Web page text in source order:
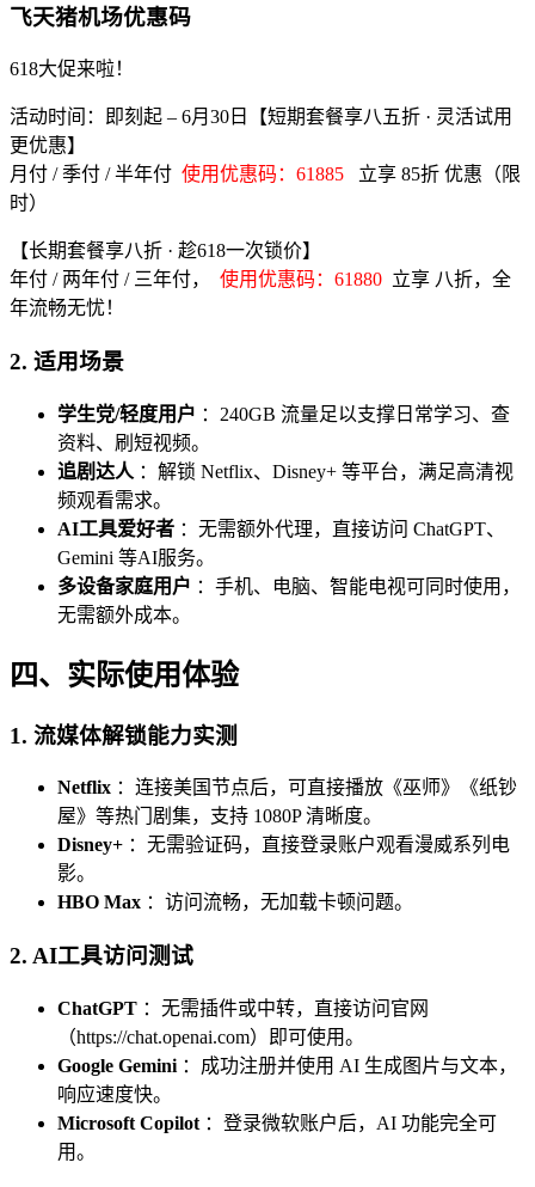
飞天猪机场优惠码
618大促来啦！
活动时间：即刻起 – 6月30日【短期套餐享八五折 · 灵活试用
更优惠】
月付 / 季付 / 半年付 使用优惠码：61885 立享 85折 优惠（限
时）
【长期套餐享八折 · 趁618一次锁价】
年付 / 两年付 / 三年付， 使用优惠码：61880 立享 八折，全
年流畅无忧！
2. 适用场景
学生党/轻度用户 ：240GB 流量足以支撑日常学习、查
资料、刷短视频。
追剧达人 ：解锁 Netflix、Disney+ 等平台，满足高清视
频观看需求。
AI工具爱好者 ：无需额外代理，直接访问 ChatGPT、
Gemini 等AI服务。
多设备家庭用户 ：手机、电脑、智能电视可同时使用，
无需额外成本。
四、实际使用体验
1. 流媒体解锁能力实测
Netflix ：连接美国节点后，可直接播放《巫师》《纸钞
屋》等热门剧集，支持 1080P 清晰度。
Disney+ ：无需验证码，直接登录账户观看漫威系列电
影。
HBO Max ：访问流畅，无加载卡顿问题。
2. AI工具访问测试
ChatGPT ：无需插件或中转，直接访问官网
（https://chat.openai.com）即可使用。
Google Gemini ：成功注册并使用 AI 生成图片与文本，
响应速度快。
Microsoft Copilot ：登录微软账户后，AI 功能完全可
用。